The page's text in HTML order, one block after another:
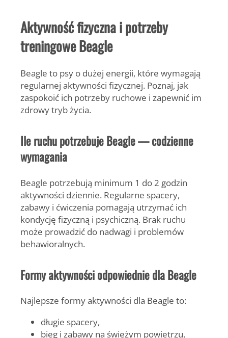
Aktywność fizyczna i potrzeby
treningowe Beagle
Beagle to psy o dużej energii, które wymagają
regularnej aktywności fizycznej. Poznaj, jak
zaspokoić ich potrzeby ruchowe i zapewnić im
zdrowy tryb życia.
Ile ruchu potrzebuje Beagle — codzienne
wymagania
Beagle potrzebują minimum 1 do 2 godzin
aktywności dziennie. Regularne spacery,
zabawy i ćwiczenia pomagają utrzymać ich
kondycję fizyczną i psychiczną. Brak ruchu
może prowadzić do nadwagi i problemów
behawioralnych.
Formy aktywności odpowiednie dla Beagle
Najlepsze formy aktywności dla Beagle to:
długie spacery,
bieg i zabawy na świeżym powietrzu,